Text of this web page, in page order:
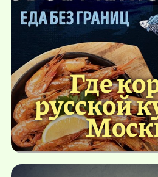
Где
русской